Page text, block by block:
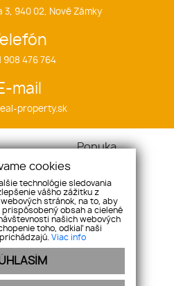
3, 940 02, Nové Zámky
908 476 764
mail
property.sk
Ponuka
Domy
Pozemky
Objekty
cookies
technológie sledovania
vášho zážitku z
stránok, na to, aby
obsah a cielené
našich webových
toho, odkiaľ naši
Viac info